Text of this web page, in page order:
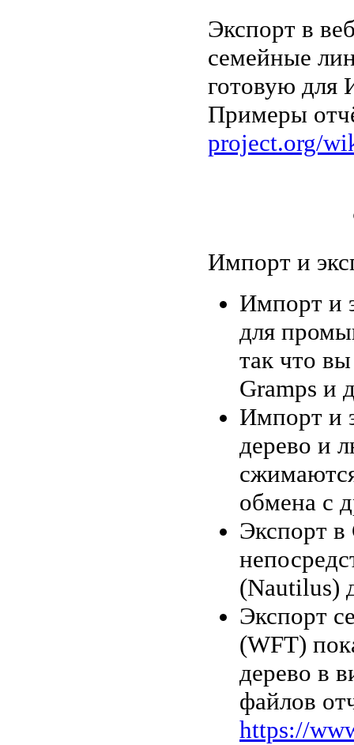
Экспорт в
семейные
готовую для
Примеры
project.org/
Импорт и
Импорт и
для
так что
Gramps и
Импорт и
дерево и
обмена с
Экспорт
(Nautilus)
Экспорт
(WFT)
дерево в
файлов
https://